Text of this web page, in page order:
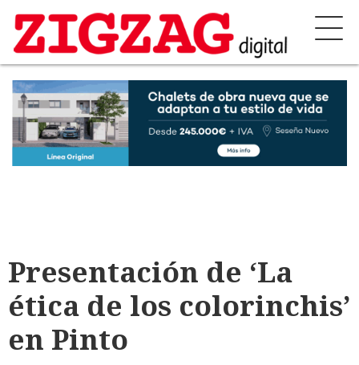
Presentación de ‘La
ética de los colorinchis’
en Pinto